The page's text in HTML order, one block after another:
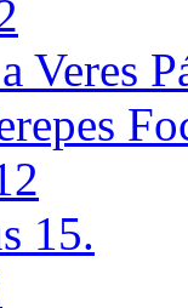
Veres
15.